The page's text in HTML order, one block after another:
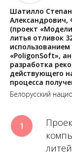
Шатилло
Александрович,
(проект
литья отливок
«PoligonSoft»,
разработка
действующего
процесса
Белорусский